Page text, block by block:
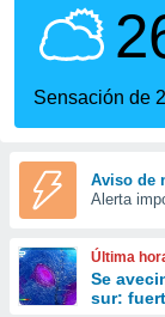
se
calidad.
a este
las
y
forma
digital
basada
Sensación de
Aviso de
Alerta
Última
Se
sur: